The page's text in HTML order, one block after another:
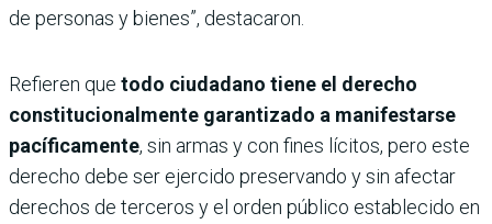
de personas y bienes”, destacaron.
Refieren que todo ciudadano tiene el derecho
constitucionalmente garantizado a manifestarse
pacíficamente, sin armas y con fines lícitos, pero este
derecho debe ser ejercido preservando y sin afectar
derechos de terceros y el orden público establecido en